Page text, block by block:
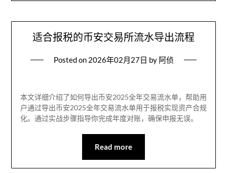
适合报税的币安交易所流水导出流程
Posted on 2026年02月27日 by 阿侦
本文详细介绍了如何导出币安2025全年交易流水单，帮助用
户通过导出币安2025全年交易流水单用于报税实现资产合规
化。通过实战步骤指导你完成年度对账，确保申报无误。
Read more